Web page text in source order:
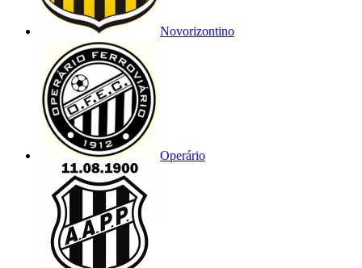
Novorizontino
Operário